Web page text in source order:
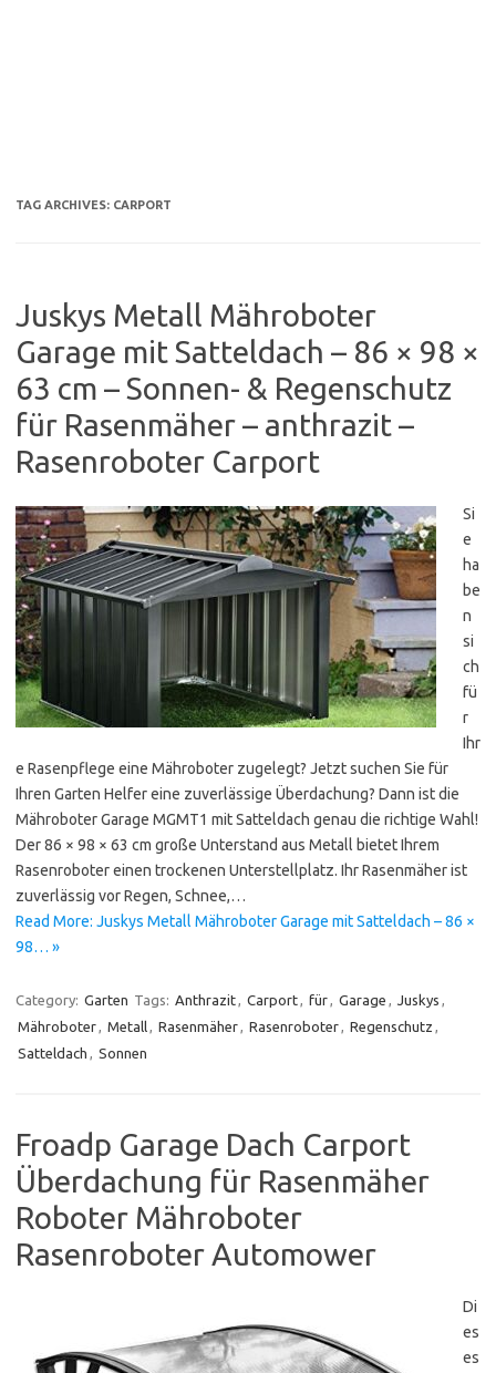
TAG ARCHIVES: CARPORT
Juskys Metall Mähroboter
Garage mit Satteldach – 86 × 98 ×
63 cm – Sonnen- & Regenschutz
für Rasenmäher – anthrazit –
Rasenroboter Carport
Si
e
ha
be
n
si
ch
fü
r
Ihr
e Rasenpflege eine Mähroboter zugelegt? Jetzt suchen Sie für
Ihren Garten Helfer eine zuverlässige Überdachung? Dann ist die
Mähroboter Garage MGMT1 mit Satteldach genau die richtige Wahl!
Der 86 × 98 × 63 cm große Unterstand aus Metall bietet Ihrem
Rasenroboter einen trockenen Unterstellplatz. Ihr Rasenmäher ist
zuverlässig vor Regen, Schnee,…
Read More: Juskys Metall Mähroboter Garage mit Satteldach – 86 ×
98… »
Category: Garten Tags: Anthrazit, Carport, für, Garage , Juskys ,
Mähroboter, Metall, Rasenmäher, Rasenroboter, Regenschutz ,
Satteldach , Sonnen
Froadp Garage Dach Carport
Überdachung für Rasenmäher
Roboter Mähroboter
Rasenroboter Automower
Di
es
es